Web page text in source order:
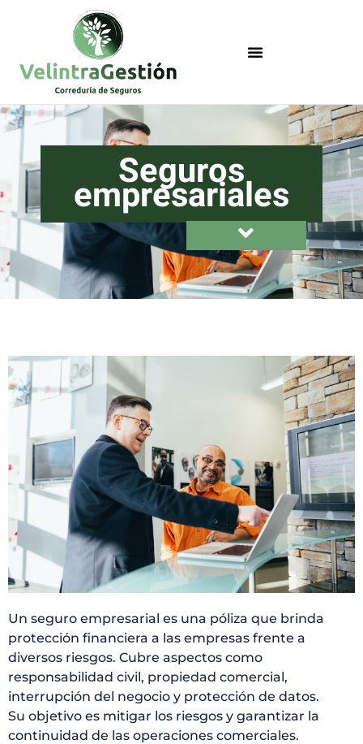
Seguros
empresariales
Un seguro empresarial es una póliza que brinda
protección financiera a las empresas frente a
diversos riesgos. Cubre aspectos como
responsabilidad civil, propiedad comercial,
interrupción del negocio y protección de datos.
Su objetivo es mitigar los riesgos y garantizar la
continuidad de las operaciones comerciales.